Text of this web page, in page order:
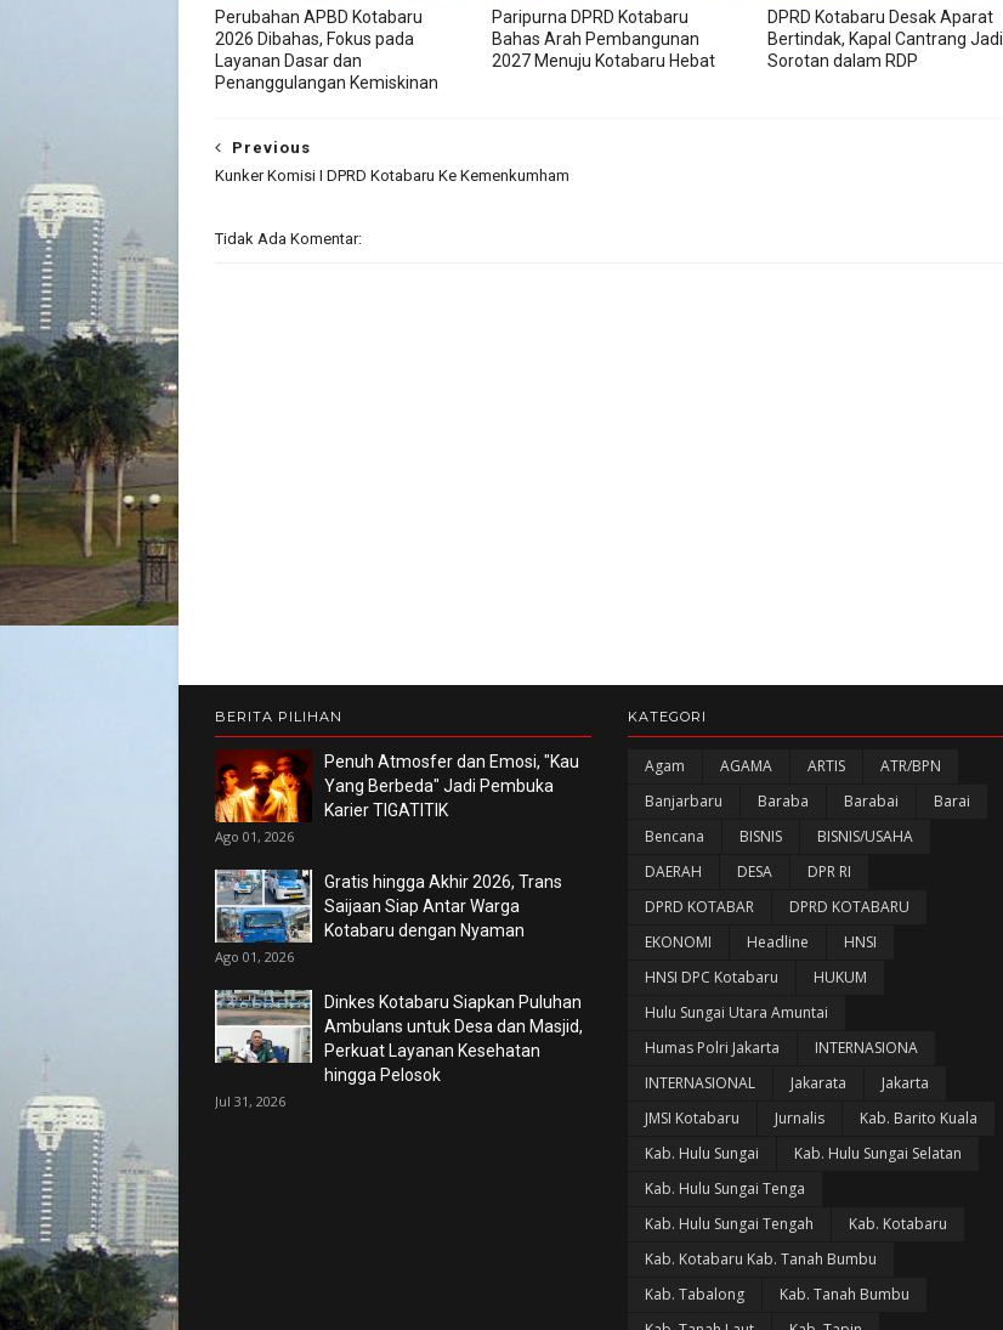
Perubahan APBD Kotabaru
2026 Dibahas, Fokus pada
Layanan Dasar dan
Penanggulangan Kemiskinan
Paripurna DPRD Kotabaru
Bahas Arah Pembangunan
2027 Menuju Kotabaru Hebat
DPRD Kotabaru Desak Aparat
Bertindak, Kapal Cantrang Jadi
Sorotan dalam RDP
Previous
Kunker Komisi I DPRD Kotabaru Ke Kemenkumham
Tidak Ada Komentar:
BERITA PILIHAN
Penuh Atmosfer dan Emosi, "Kau
Yang Berbeda" Jadi Pembuka
Karier TIGATITIK
Ago 01, 2026
Gratis hingga Akhir 2026, Trans
Saijaan Siap Antar Warga
Kotabaru dengan Nyaman
Ago 01, 2026
Dinkes Kotabaru Siapkan Puluhan
Ambulans untuk Desa dan Masjid,
Perkuat Layanan Kesehatan
hingga Pelosok
Jul 31, 2026
KATEGORI
Agam AGAMA ARTIS
ATR/BPN
Banjarbaru
Baraba Barabai
Barai
Bencana
BISNIS
BISNIS/USAHA
DAERAH
DESA
DPR RI
DPRD KOTABAR
DPRD KOTABARU
EKONOMI
Headline
HNSI
HNSI DPC Kotabaru
HUKUM
Hulu Sungai Utara Amuntai
Humas Polri Jakarta
INTERNASIONA
INTERNASIONAL
Jakarata
Jakarta
JMSI Kotabaru
Jurnalis
Kab. Barito Kuala
Kab. Hulu Sungai
Kab. Hulu Sungai Selatan
Kab. Hulu Sungai Tenga
Kab. Hulu Sungai Tengah
Kab. Kotabaru
Kab. Kotabaru Kab. Tanah Bumbu
Kab. Tabalong
Kab. Tanah Bumbu